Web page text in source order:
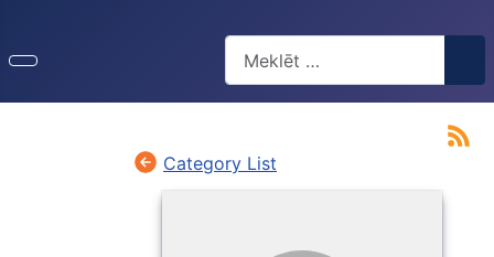
Type 2 or more characters for
Category List